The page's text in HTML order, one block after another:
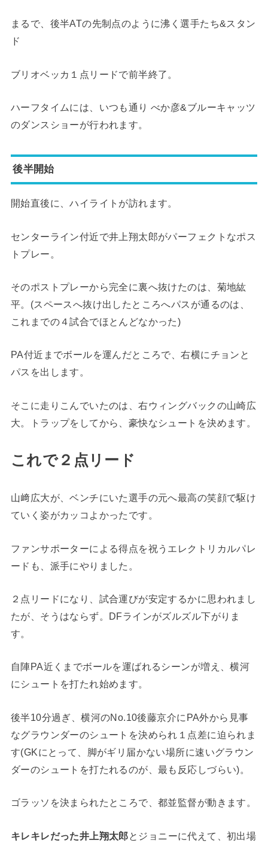
まるで、後半ATの先制点のように沸く選手たち&スタン
ド
ブリオベッカ１点リードで前半終了。
ハーフタイムには、いつも通り べか彦&ブルーキャッツ
のダンスショーが行われます。
後半開始
開始直後に、ハイライトが訪れます。
センターライン付近で井上翔太郎がパーフェクトなポス
トプレー。
そのポストプレーから完全に裏へ抜けたのは、菊地紘
平。(スペースへ抜け出したところへパスが通るのは、
これまでの４試合でほとんどなかった)
PA付近までボールを運んだところで、右横にチョンと
パスを出します。
そこに走りこんでいたのは、右ウィングバックの山崎広
大。トラップをしてから、豪快なシュートを決めます。
これで２点リード
山﨑広大が、ベンチにいた選手の元へ最高の笑顔で駆け
ていく姿がカッコよかったです。
ファンサポーターによる得点を祝うエレクトリカルパレ
ードも、派手にやりました。
２点リードになり、試合運びが安定するかに思われまし
たが、そうはならず。DFラインがズルズル下がりま
す。
自陣PA近くまでボールを運ばれるシーンが増え、横河
にシュートを打たれ始めます。
後半10分過ぎ、横河のNo.10後藤京介にPA外から見事
なグラウンダーのシュートを決められ１点差に迫られま
す(GKにとって、脚がギリ届かない場所に速いグラウン
ダーのシュートを打たれるのが、最も反応しづらい)。
ゴラッソを決まられたところで、都並監督が動きます。
キレキレだった井上翔太郎 とジョニーに代えて、初出場